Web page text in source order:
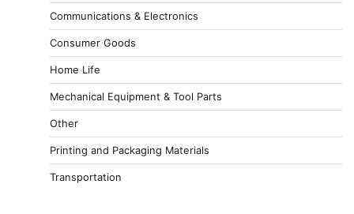
Communications & Electronics
Consumer Goods
Home Life
Mechanical Equipment & Tool Parts
Other
Printing and Packaging Materials
Transportation